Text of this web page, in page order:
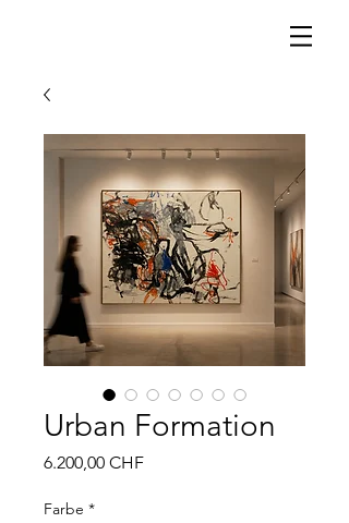
Urban Formation
6.200,00 CHFPreis
Farbe *